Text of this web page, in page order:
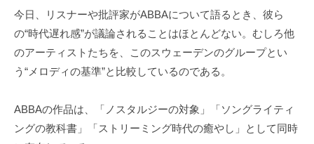
今日、リスナーや批評家がABBAについて語るとき、彼ら
の“時代遅れ感”が議論されることはほとんどない。むしろ他
のアーティストたちを、このスウェーデンのグループとい
う“メロディの基準”と比較しているのである。
ABBAの作品は、「ノスタルジーの対象」「ソングライティ
ングの教科書」「ストリーミング時代の癒やし」として同時